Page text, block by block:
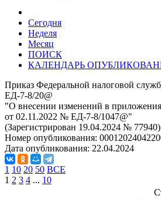
Сегодня
Неделя
Месяц
ПОИСК
КАЛЕНДАРЬ
Приказ Федеральной налоговой
ЕД-7-8/20@
"О внесении изменений в
от 02.11.2022 № ЕД-7-8/1047@"
(Зарегистрирован 19.04.2024 № 77940)
Номер опубликования:
Дата опубликования: 22.04.2024
1 10 20 50 ВСЕ
1 2 3 4 ... 10